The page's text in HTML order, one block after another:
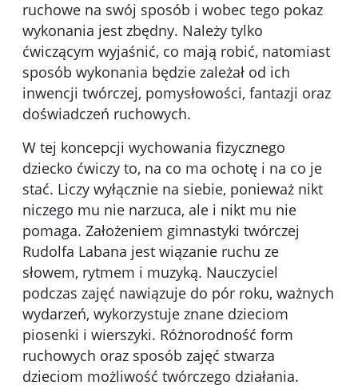
ruchowe na swój sposób i wobec tego pokaz
wykonania jest zbędny. Należy tylko
ćwiczącym wyjaśnić, co mają robić, natomiast
sposób wykonania będzie zależał od ich
inwencji twórczej, pomysłowości, fantazji oraz
doświadczeń ruchowych.
W tej koncepcji wychowania fizycznego
dziecko ćwiczy to, na co ma ochotę i na co je
stać. Liczy wyłącznie na siebie, ponieważ nikt
niczego mu nie narzuca, ale i nikt mu nie
pomaga. Założeniem gimnastyki twórczej
Rudolfa Labana jest wiązanie ruchu ze
słowem, rytmem i muzyką. Nauczyciel
podczas zajęć nawiązuje do pór roku, ważnych
wydarzeń, wykorzystuje znane dzieciom
piosenki i wierszyki. Różnorodność form
ruchowych oraz sposób zajęć stwarza
dzieciom możliwość twórczego działania.